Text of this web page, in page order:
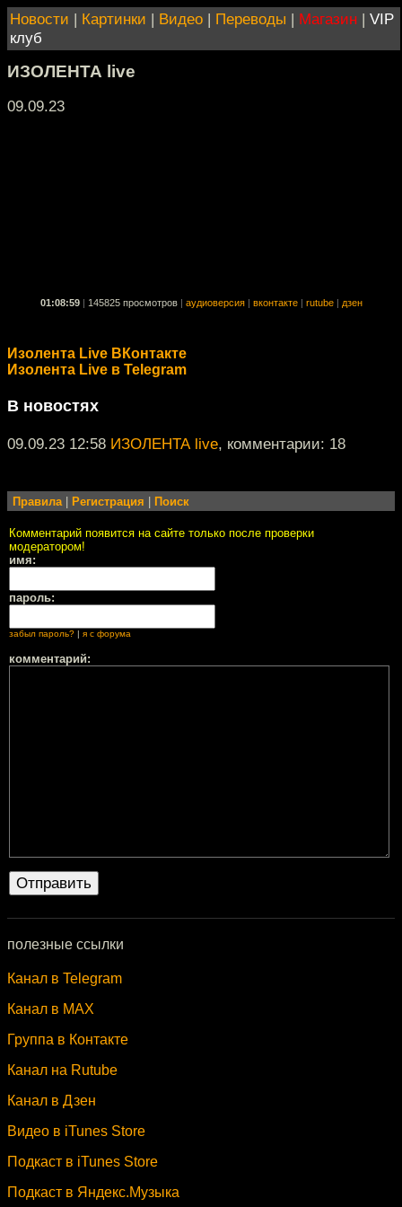
Новости | Картинки | Видео | Переводы | Магазин | VIP
клуб
ИЗОЛЕНТА live
09.09.23
01:08:59 145825 просмотров аудиоверсия вконтакте rutube дзен
Изолента Live ВКонтакте
Изолента Live в Telegram
В новостях
09.09.23 12:58 ИЗОЛЕНТА live, комментарии: 18
Правила| Регистрация Поиск
Комментарий появится на сайте только после проверки
модератором!
имя:
пароль:
забыл пароль? я с форума
комментарий:
полезные ссылки
Канал в Telegram
Канал в MAX
Группа в Контакте
Канал на Rutube
Канал в Дзен
Видео в iTunes Store
Подкаст в iTunes Store
Подкаст в Яндекс.Музыка